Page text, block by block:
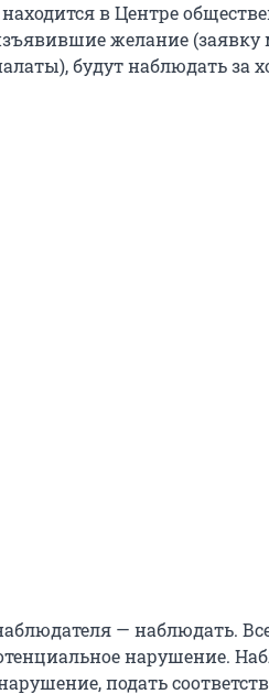
в Центре
желание (заявку
будут наблюдать за
— наблюдать. Все
нарушение.
подать